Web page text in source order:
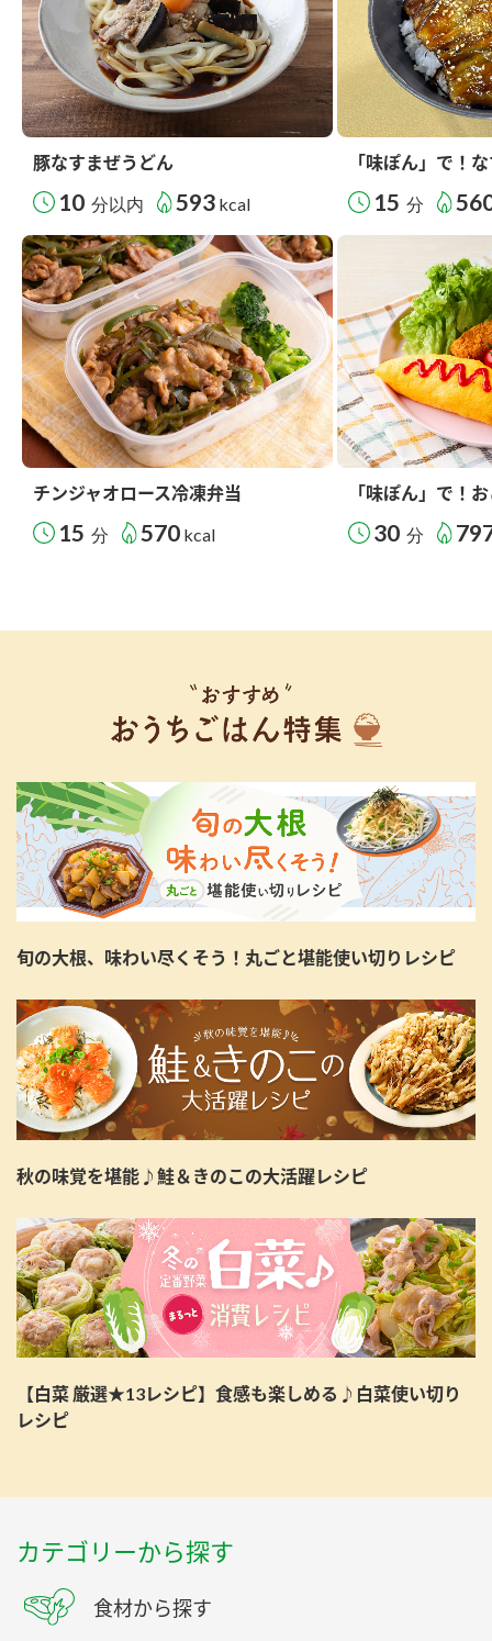
豚なすまぜうどん
10 分以内 593 kcal
「味ぽん」で！
15 分
チンジャオロース冷凍弁当
15 分 570 kcal
「味ぽん」で！
30 分
旬の大根、味わい尽くそう！丸ごと堪能使い切りレシピ
秋の味覚を堪能♪鮭＆きのこの大活躍レシピ
【白菜 厳選★13レシピ】食感も楽しめる♪白菜使い切り
レシピ
カテゴリーから探す
食材から探す